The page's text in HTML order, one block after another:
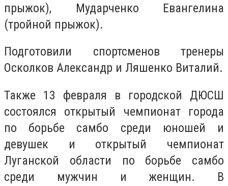
прыжок), Мударченко Евангелина
(тройной прыжок).
Подготовили спортсменов тренеры
Осколков Александр и Ляшенко Виталий.
Также 13 февраля в городской ДЮСШ
состоялся открытый чемпионат города
по борьбе самбо среди юношей и
девушек и открытый чемпионат
Луганской области по борьбе самбо
среди мужчин и женщин. В